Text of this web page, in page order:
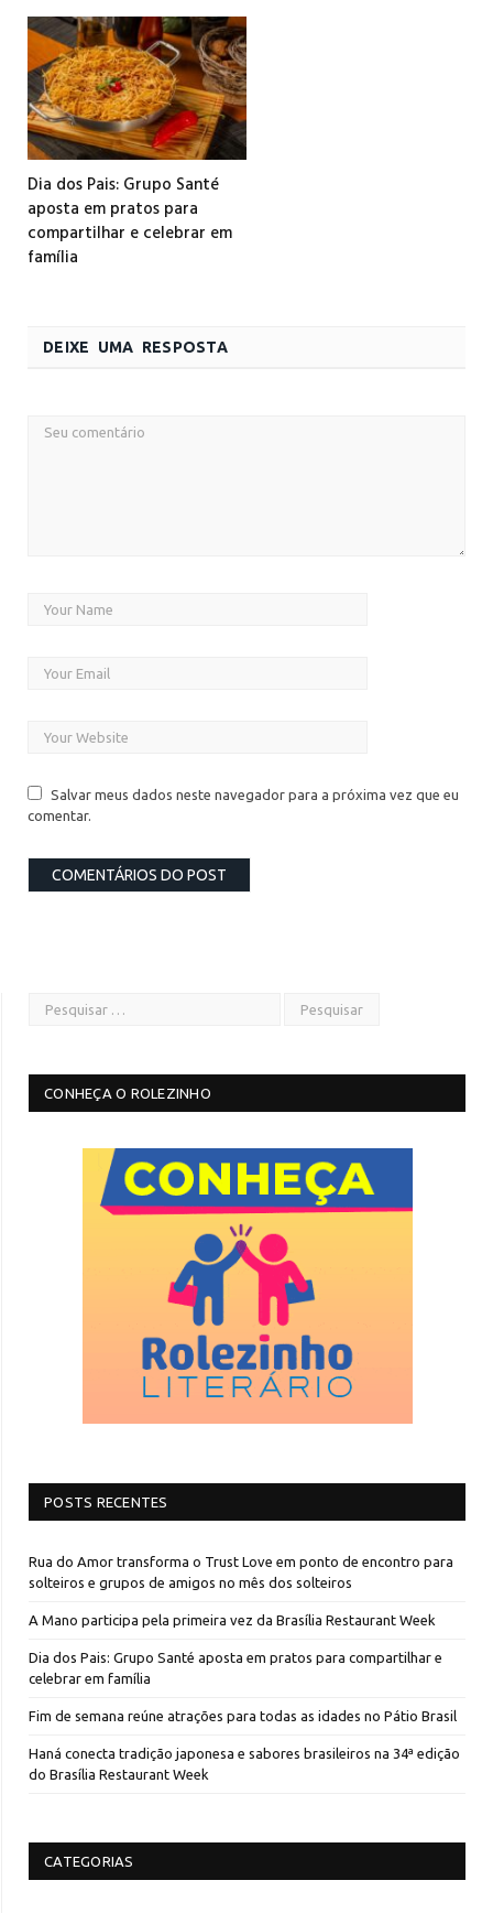
Dia dos Pais: Grupo Santé
aposta em pratos para
compartilhar e celebrar em
família
DEIXE UMA RESPOSTA
Salvar meus dados neste navegador para a próxima vez que eu
comentar.
CONHEÇA O ROLEZINHO
POSTS RECENTES
Rua do Amor transforma o Trust Love em ponto de encontro para
solteiros e grupos de amigos no mês dos solteiros
A Mano participa pela primeira vez da Brasília Restaurant Week
Dia dos Pais: Grupo Santé aposta em pratos para compartilhar e
celebrar em família
Fim de semana reúne atrações para todas as idades no Pátio Brasil
Haná conecta tradição japonesa e sabores brasileiros na 34ª edição
do Brasília Restaurant Week
CATEGORIAS